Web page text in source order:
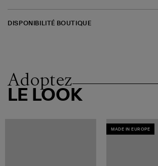
DISPONIBILITÉ BOUTIQUE
Adoptez
LE LOOK
MADE IN EUROPE